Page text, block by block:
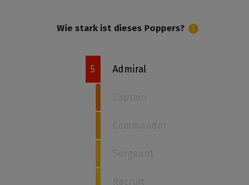
Wie stark ist dieses Poppers?
5 Admiral